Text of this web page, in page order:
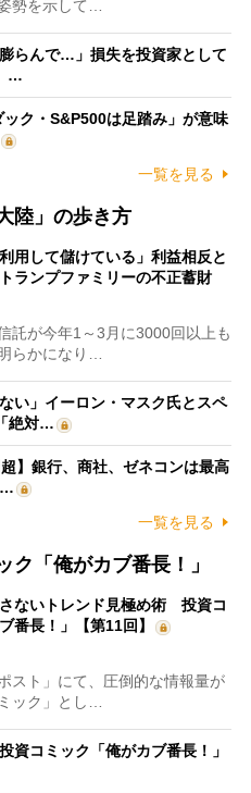
勢を示して…
らんで…」損失を投資家として
…
ック・S&P500は足踏み」が意味
一覧を見る
陸」の歩き方
用して儲けている」利益相反と
ランプファミリーの不正蓄財
託が今年1～3月に3000回以上も
らかになり…
い」イーロン・マスク氏とスペ
絶対…
】銀行、商社、ゼネコンは最高
…
一覧を見る
ク「俺がカブ番長！」
さないトレンド見極め術 投資コ
番長！」【第11回】
スト」にて、圧倒的な情報量が
ック」とし…
コミック「俺がカブ番長！」